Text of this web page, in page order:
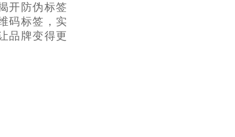
开防伪标签
码标签，实
品牌变得更